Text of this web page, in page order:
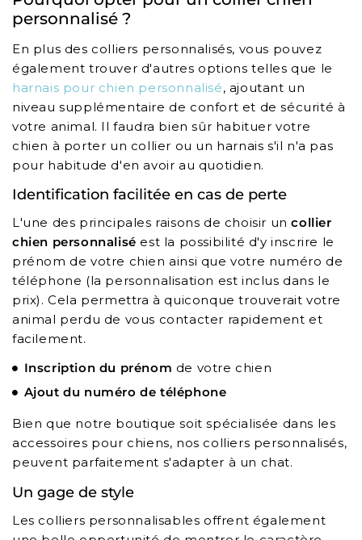
personnalisé ?
En plus des colliers personnalisés, vous pouvez
également trouver d'autres options telles que le
harnais pour chien personnalisé, ajoutant un
niveau supplémentaire de confort et de sécurité à
votre animal. Il faudra bien sûr habituer votre
chien à porter un collier ou un harnais s'il n'a pas
pour habitude d'en avoir au quotidien.
Identification facilitée en cas de perte
L'une des principales raisons de choisir uncollier
chien personnalisé est la possibilité d'y inscrire le
prénom de votre chien ainsi que votre numéro de
téléphone (la personnalisation est inclus dans le
prix). Cela permettra à quiconque trouverait votre
animal perdu de vous contacter rapidement et
facilement.
Inscription du prénom de votre chien
Ajout du numéro de téléphone
Bien que notre boutique soit spécialisée dans les
accessoires pour chiens, nos colliers personnalisés,
peuvent parfaitement s'adapter à un chat.
Un gage de style
Les colliers personnalisables offrent également